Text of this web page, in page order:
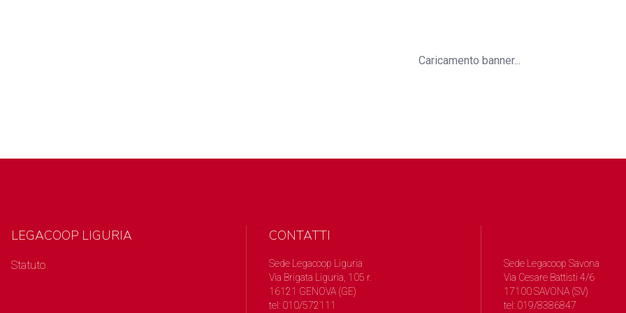
Caricamento banner...
LEGACOOP LIGURIA
Statuto
CONTATTI
Sede Legacoop Liguria
Via Brigata Liguria, 105 r.
16121 GENOVA (GE)
tel: 010/572111
Sede Legacoop Savona
Via Cesare Battisti 4/6
17100 SAVONA (SV)
tel: 019/8386847